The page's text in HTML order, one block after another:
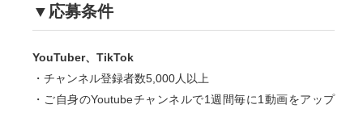
▼応募条件
YouTuber、TikTok
・チャンネル登録者数5,000人以上
・ご自身のYoutubeチャンネルで1週間毎に1動画をアップ